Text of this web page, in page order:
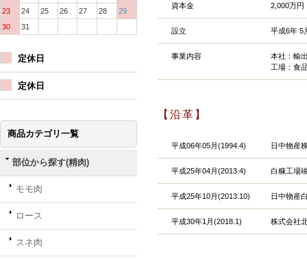
23
24 25 26 27 28
29
30
31
定休日
定休日
商品カテゴリ一覧
部位から探す(精肉)
モモ肉
ロース
スネ肉
資本金 2,000万円
設立 平成6年 5
事業内容
本社：輸
工場：食
【沿革】
平成06年05月(1994.4) 日中物産
平成25年04月(2013.4) 白糠工場
平成25年10月(2013.10) 日中物産
平成30年1月(2018.1) 株式会社